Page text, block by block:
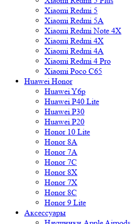
Xiaomi Redmi 5
Xiaomi Redmi 5A
Xiaomi Redmi Note 4X
Xiaomi Redmi 4X
Xiaomi Redmi 4A
Xiaomi Redmi 4 Pro
Xiaomi Poco C65
Huawei Honor
Huawei Y6p
Huawei P40 Lite
Huawei P30
Huawei P20
Honor 10 Lite
Honor 8A
Honor 7A
Honor 7C
Honor 8X
Honor 7X
Honor 8C
Honor 9 Lite
Аксессуары